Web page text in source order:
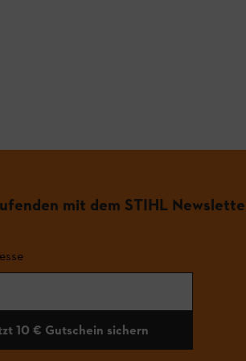
mit dem STIHL
10 € Gutschein sichern